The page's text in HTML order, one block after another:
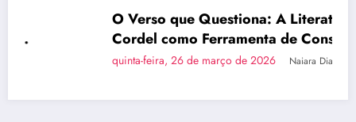
O Verso que Questiona: A Literatura de
Cordel como Ferramenta de Consciência
quinta-feira, 26 de março de 2026 Naiara Dias